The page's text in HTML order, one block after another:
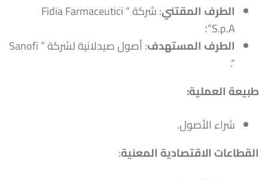
الطرف المقتني
: شركة ” Fidia Farmaceutici
S.p.A”؛
الطرف المستهدف
: أصول صيدلانية لشركة ” Sanofi
“.
طبيعة العملية:
شراء الأصول.
القطاعات الاقتصادية المعنية: